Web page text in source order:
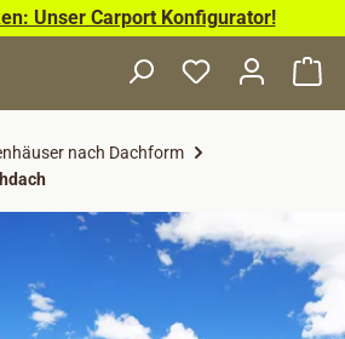
Unser Carport Konfigurator!
nach Dachform